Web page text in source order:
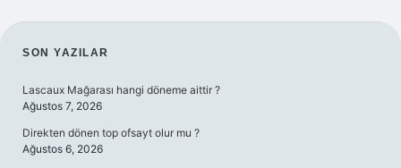
SIDEBAR
SON YAZILAR
Lascaux Mağarası hangi döneme aittir ?
Ağustos 7, 2026
Direkten dönen top ofsayt olur mu ?
Ağustos 6, 2026